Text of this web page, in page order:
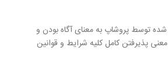
توسط پروشاپ به معنای آگاه بودن و
پذیرفتن کامل کلیه شرایط و قوانین